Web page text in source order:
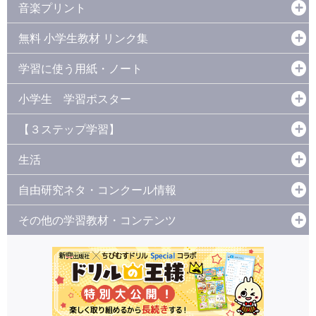
音楽プリント
無料 小学生教材 リンク集
学習に使う用紙・ノート
小学生 学習ポスター
【３ステップ学習】
生活
自由研究ネタ・コンクール情報
その他の学習教材・コンテンツ